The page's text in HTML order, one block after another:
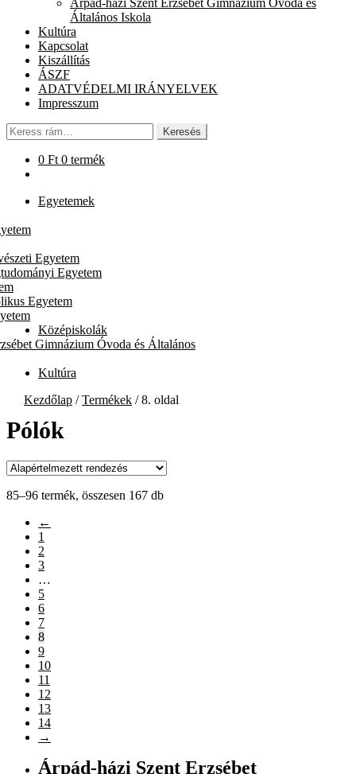
Árpád-házi Szent Erzsébet Gimnázium Óvoda és
Általános Iskola
Kultúra
Kapcsolat
Kiszállítás
ÁSZF
ADATVÉDELMI IRÁNYELVEK
Impresszum
Keresés
a
következőre:
Keresés
0 Ft 0 termék
Egyetemek
Egyetem
Egyetem
Egyetem
Középiskolák
Gimnázium Óvoda és Általános
Kultúra
Kezdőlap /Termékek /8. oldal
Pólók
85–96 termék, összesen 167 db
←
1
2
3
…
5
6
7
8
9
10
11
12
13
14
→
Árpád-házi Szent Erzsébet